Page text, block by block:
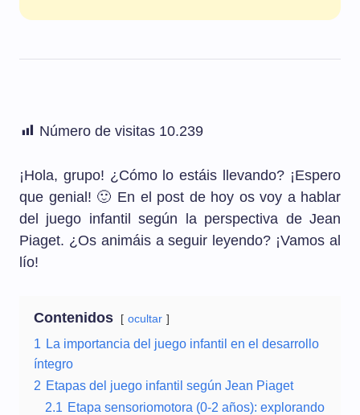
Número de visitas 10.239
¡Hola, grupo! ¿Cómo lo estáis llevando? ¡Espero
que genial! 🙂 En el post de hoy os voy a hablar
del juego infantil según la perspectiva de Jean
Piaget. ¿Os animáis a seguir leyendo? ¡Vamos al
lío!
Contenidos ocultar
1 La importancia del juego infantil en el desarrollo
íntegro
2 Etapas del juego infantil según Jean Piaget
2.1 Etapa sensoriomotora (0-2 años): explorando